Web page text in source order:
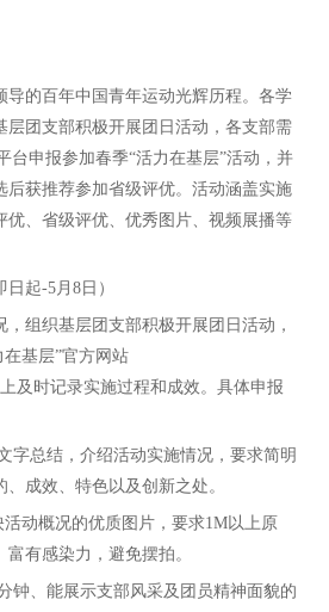
导的百年中国青年运动光辉历程。各学
层团支部积极开展团日活动，各支部需
台申报参加春季“活力在基层”活动，并
后获推荐参加省级评优。活动涵盖实施
优、省级评优、优秀图片、视频展播等
日起-5月8日）
组织基层团支部积极开展团日活动，
在基层”官方网站
上及时记录实施过程和成效。具体申报
字总结，介绍活动实施情况，要求简明
成效、特色以及创新之处。
动概况的优质图片，要求1M以上原
有感染力，避免摆拍。
钟、能展示支部风采及团员精神面貌的